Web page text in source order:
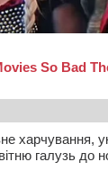
харчування,
галузь до